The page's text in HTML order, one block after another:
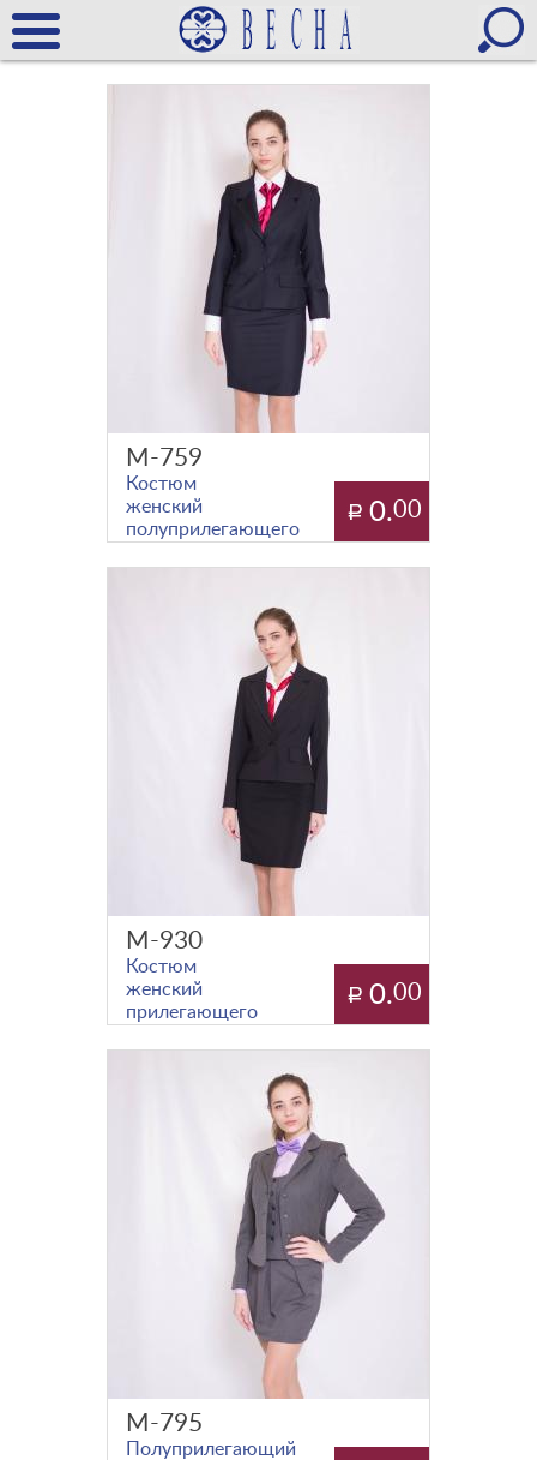
М-759
Костюм
женский
полуприлегающего
0.00
М-930
Костюм
женский
прилегающего
0.00
М-795
Полуприлегающий